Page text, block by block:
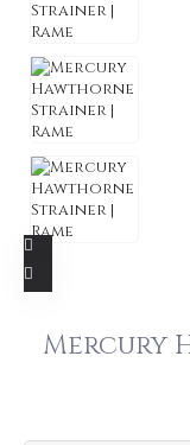
Mercury